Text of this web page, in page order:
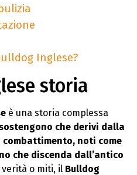
Inglese?
storia
è una storia complessa
che derivi dalla
noti come
che discenda dall’antico
verità o miti, il Bulldog